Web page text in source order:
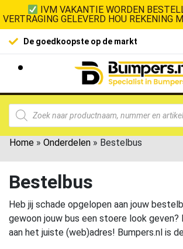
IVM VAKANTIE WORDEN
VERTRAGING GELEVERD HOU REKENING
De goedkoopste op de markt
Home » Onderdelen » Bestelbus
Bestelbus
Heb jij schade opgelopen aan jouw
gewoon jouw bus een stoere look geven?
aan het juiste (web)adres! Bumpers.nl is